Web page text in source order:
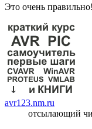
Это очень
avr123.nm.ru
отсылающий